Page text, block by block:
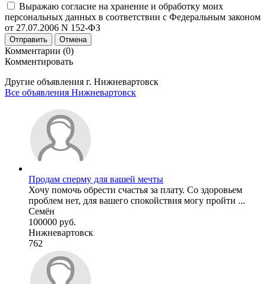
Выражаю согласие на хранение и обработку моих
персональных данных в соответствии с Федеральным законом
от 27.07.2006 N 152-ФЗ
Отправить Отмена
Комментарии (0)
Комментировать
Другие объявления г. Нижневартовск
Все объявления Нижневартовск
Продам сперму для вашей мечты
Хочу помочь обрести счастья за плату. Со здоровьем
проблем нет, для вашего спокойствия могу пройти ...
Семён
100000 руб.
Нижневартовск
762